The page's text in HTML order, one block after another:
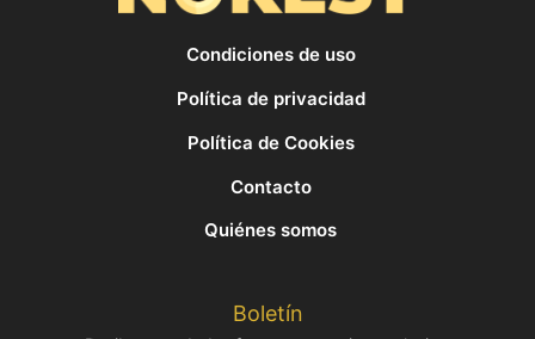
Condiciones de uso
Política de privacidad
Política de Cookies
Contacto
Quiénes somos
Boletín